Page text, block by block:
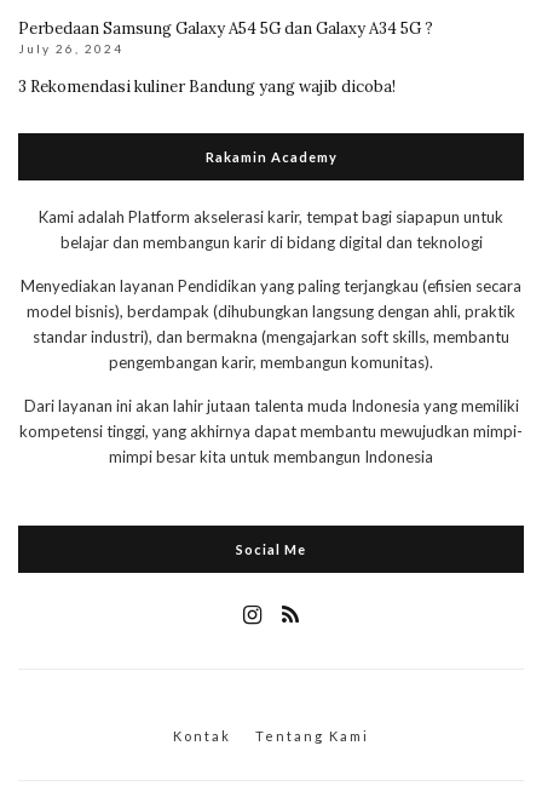
Perbedaan Samsung Galaxy A54 5G dan Galaxy A34 5G ?
July 26, 2024
3 Rekomendasi kuliner Bandung yang wajib dicoba!
Rakamin Academy
Kami adalah Platform akselerasi karir, tempat bagi siapapun untuk
belajar dan membangun karir di bidang digital dan teknologi
Menyediakan layanan Pendidikan yang paling terjangkau (efisien secara
model bisnis), berdampak (dihubungkan langsung dengan ahli, praktik
standar industri), dan bermakna (mengajarkan soft skills, membantu
pengembangan karir, membangun komunitas).
Dari layanan ini akan lahir jutaan talenta muda Indonesia yang memiliki
kompetensi tinggi, yang akhirnya dapat membantu mewujudkan mimpi-
mimpi besar kita untuk membangun Indonesia
Social Me
Kontak Tentang Kami